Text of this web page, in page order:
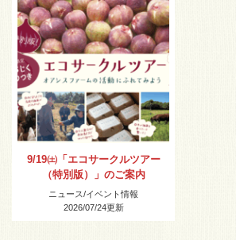
9/19㈯「エコサークルツアー
（特別版）」のご案内
ニュース/イベント情報
2026/07/24更新